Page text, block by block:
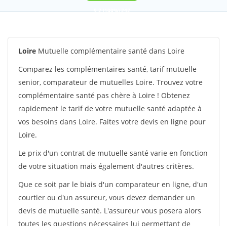
9,2(100%)242
Loire Mutuelle complémentaire santé dans Loire
Comparez les complémentaires santé, tarif mutuelle
senior, comparateur de mutuelles Loire. Trouvez votre
complémentaire santé pas chère à Loire ! Obtenez
rapidement le tarif de votre mutuelle santé adaptée à
vos besoins dans Loire. Faites votre devis en ligne pour
Loire.
Le prix d'un contrat de mutuelle santé varie en fonction
de votre situation mais également d'autres critères.
Que ce soit par le biais d'un comparateur en ligne, d'un
courtier ou d'un assureur, vous devez demander un
devis de mutuelle santé. L'assureur vous posera alors
toutes les questions nécessaires lui permettant de